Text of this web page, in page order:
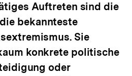
Auftreten sind die
bekannteste
Sie
konkrete politische
oder